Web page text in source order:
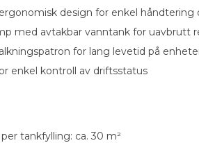
design for enkel håndtering
med avtakbar vanntank for uavbrutt
for lang levetid på
enkel kontroll av driftsstatus
tankfylling: ca. 30 m²